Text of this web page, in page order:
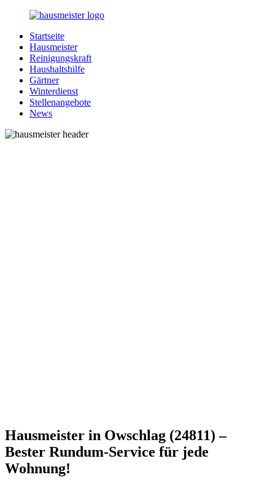
Zurück
Inhalt
Hausmeister.de
Alles
rund
Ihren
Haushalt
Startseite
Hausmeister
Reinigungskraft
Haushaltshilfe
Gärtner
Winterdienst
Stellenangebote
News
Hausmeister in Owschlag (24811) –
Bester Rundum-Service für jede
Wohnung!